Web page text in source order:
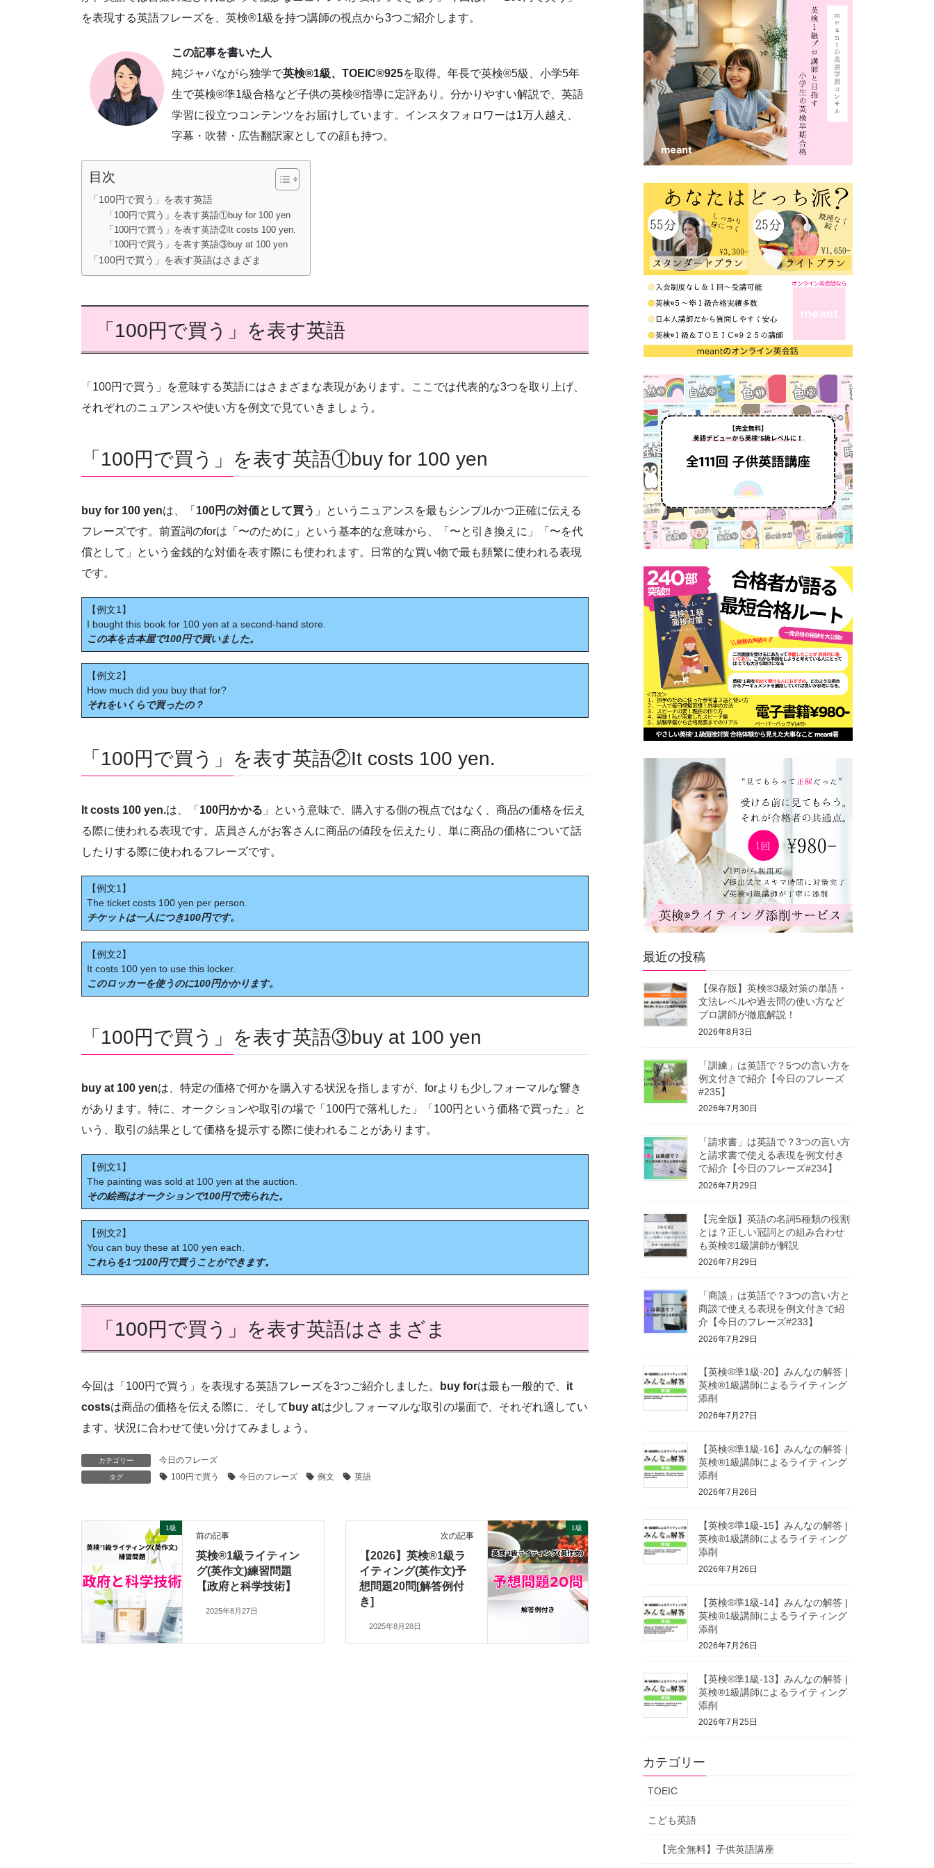
を表現する英語フレーズを、英検®1級を持つ講師の視点から3つご紹介します。
この記事を書いた人
純ジャパながら独学で英検®1級、TOEIC®925を取得。年長で英検®5級、小学5年
生で英検®準1級合格など子供の英検®指導に定評あり。分かりやすい解説で、英語
学習に役立つコンテンツをお届けしています。インスタフォロワーは1万人越え、
字幕・吹替・広告翻訳家としての顔も持つ。
目次
「100円で買う」を表す英語
「100円で買う」を表す英語①buy for 100 yen
「100円で買う」を表す英語②It costs 100 yen.
「100円で買う」を表す英語③buy at 100 yen
「100円で買う」を表す英語はさまざま
「100円で買う」を表す英語
「100円で買う」を意味する英語にはさまざまな表現があります。ここでは代表的な3つを取り上げ、
それぞれのニュアンスや使い方を例文で見ていきましょう。
「100円で買う」を表す英語①buy for 100 yen
buy for 100 yenは、「 100円の対価として買う 」というニュアンスを最もシンプルかつ正確に伝える
フレーズです。前置詞のforは「〜のために」という基本的な意味から、「〜と引き換えに」「〜を代
償として」という金銭的な対価を表す際にも使われます。日常的な買い物で最も頻繁に使われる表現
です。
【例文1】
I bought this book for 100 yen at a second-hand store.
この本を古本屋で100円で買いました。
【例文2】
How much did you buy that for?
それをいくらで買ったの？
「100円で買う」を表す英語②It costs 100 yen.
It costs 100 yen.は、「 100円かかる 」という意味で、購入する側の視点ではなく、商品の価格を伝え
る際に使われる表現です。店員さんがお客さんに商品の値段を伝えたり、単に商品の価格について話
したりする際に使われるフレーズです。
【例文1】
The ticket costs 100 yen per person.
チケットは一人につき100円です。
【例文2】
It costs 100 yen to use this locker.
このロッカーを使うのに100円かかります。
「100円で買う」を表す英語③buy at 100 yen
buy at 100 yenは、特定の価格で何かを購入する状況を指しますが、forよりも少しフォーマルな響き
があります。特に、オークションや取引の場で「100円で落札した」「100円という価格で買った」と
いう、取引の結果として価格を提示する際に使われることがあります。
【例文1】
The painting was sold at 100 yen at the auction.
その絵画はオークションで100円で売られた。
【例文2】
You can buy these at 100 yen each.
これらを1つ100円で買うことができます。
「100円で買う」を表す英語はさまざま
今回は「100円で買う」を表現する英語フレーズを3つご紹介しました。 buy forは最も一般的で、 it
costsは商品の価格を伝える際に、そして buy atは少しフォーマルな取引の場面で、それぞれ適してい
ます。状況に合わせて使い分けてみましょう。
カテゴリー 今日のフレーズ
タグ 100円で買う 今日のフレーズ 例文 英語
1級
前の記事
英検®1級ライティン
グ(英作文)練習問題
【政府と科学技術】
2025年8月27日
1級
次の記事
【2026】英検®1級ラ
イティング(英作文)予
想問題20問[解答例付
き]
2025年8月28日
最近の投稿
【保存版】英検®3級対策の単語・
文法レベルや過去問の使い方など
プロ講師が徹底解説！
2026年8月3日
「訓練」は英語で？5つの言い方を
例文付きで紹介【今日のフレーズ
#235】
2026年7月30日
「請求書」は英語で？3つの言い方
と請求書で使える表現を例文付き
で紹介【今日のフレーズ#234】
2026年7月29日
【完全版】英語の名詞5種類の役割
とは？正しい冠詞との組み合わせ
も英検®1級講師が解説
2026年7月29日
「商談」は英語で？3つの言い方と
商談で使える表現を例文付きで紹
介【今日のフレーズ#233】
2026年7月29日
【英検®準1級-20】みんなの解答 |
英検®1級講師によるライティング
添削
2026年7月27日
【英検®準1級-16】みんなの解答 |
英検®1級講師によるライティング
添削
2026年7月26日
【英検®準1級-15】みんなの解答 |
英検®1級講師によるライティング
添削
2026年7月26日
【英検®準1級-14】みんなの解答 |
英検®1級講師によるライティング
添削
2026年7月26日
【英検®準1級-13】みんなの解答 |
英検®1級講師によるライティング
添削
2026年7月25日
カテゴリー
TOEIC
こども英語
【完全無料】子供英語講座